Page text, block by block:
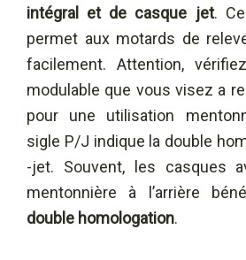
intégral et de casque jet.
permet aux motards de
facilement. Attention,
modulable que vous visez a
pour une utilisation
sigle P/J indique la double
-jet. Souvent, les casques
mentonnière à l’arrière
double homologation.